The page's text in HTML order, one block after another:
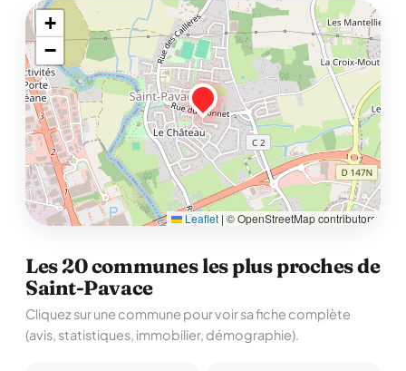
+
−
Leaflet | © OpenStreetMap contributors
Les 20 communes les plus proches de
Saint-Pavace
Cliquez sur une commune pour voir sa fiche complète
(avis, statistiques, immobilier, démographie).